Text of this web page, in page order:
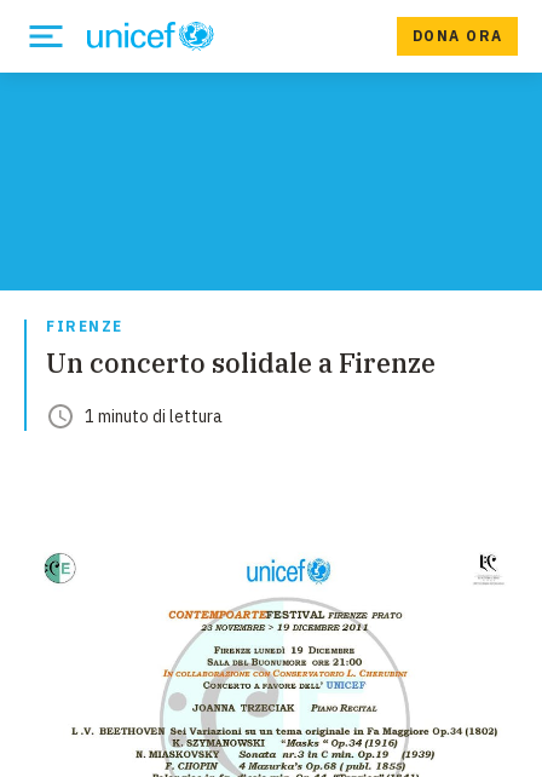
DONA ORA
FIRENZE
Un concerto solidale a Firenze
1 minuto di lettura